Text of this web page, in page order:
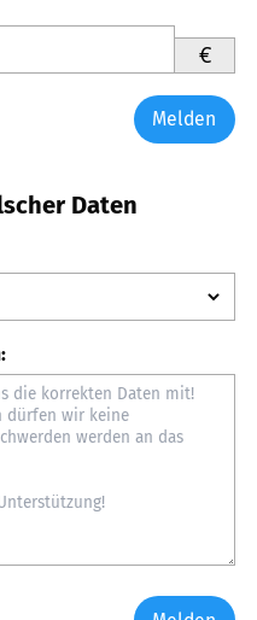
€
Melden
Daten